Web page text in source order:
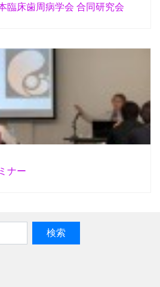
臨床歯周病学会 合同研究会
ナー